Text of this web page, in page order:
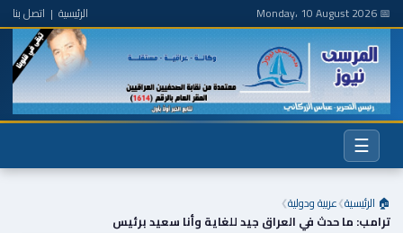
📅 Monday، 10 August 2026 الرئيسية | اتصل بنا
☰
🏠 الرئيسية❯عربية ودولية❯
ترامب: ما حدث في العراق جيد للغاية وأنا سعيد برئيس